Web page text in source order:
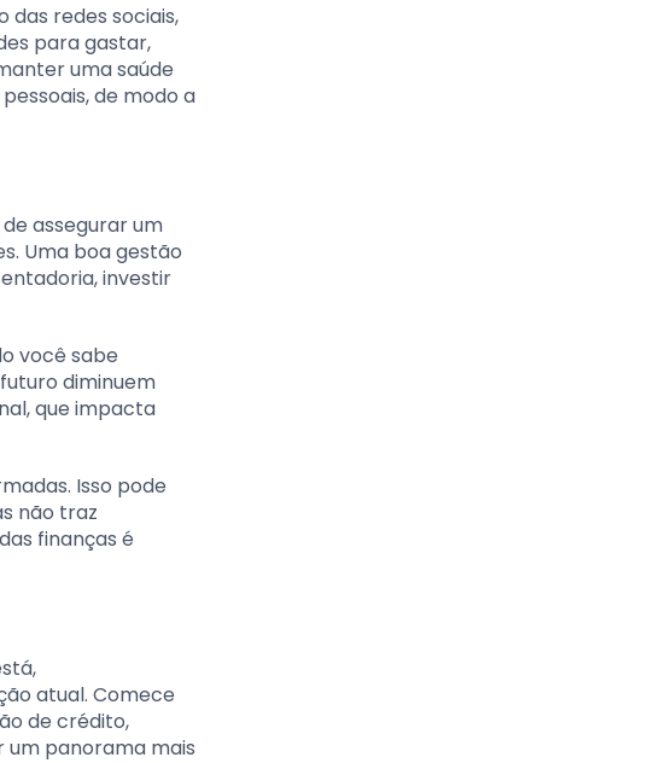
das redes sociais,
para gastar,
uma saúde
de modo a
assegurar um
Uma boa gestão
investir
você sabe
diminuem
que impacta
Isso pode
não traz
finanças é
atual. Comece
de crédito,
um panorama mais